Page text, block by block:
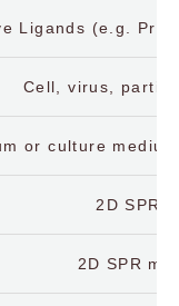
Ligands (e.g.
Cell, virus,
or culture
2D SPR
2D SPR